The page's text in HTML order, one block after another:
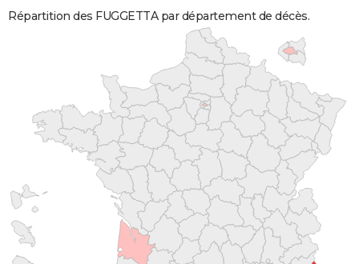
Répartition des FUGGETTA par département de décès.